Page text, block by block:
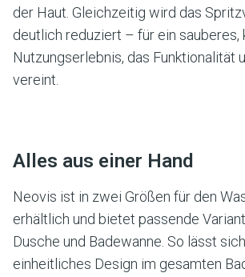
der Haut. Gleichzeitig wird das
deutlich reduziert – für ein sauberes,
Nutzungserlebnis, das Funktionalität
vereint.
Alles aus einer Hand
Neovis ist in zwei Größen für den
erhältlich und bietet passende
Dusche und Badewanne. So lässt
einheitliches Design im gesamten